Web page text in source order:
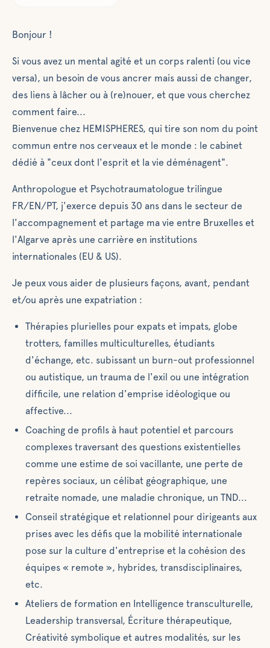
Bonjour !
Si vous avez un mental agité et un corps ralenti (ou vice
versa), un besoin de vous ancrer mais aussi de changer,
des liens à lâcher ou à (re)nouer, et que vous cherchez
comment faire...
Bienvenue chez HEMISPHERES, qui tire son nom du point
commun entre nos cerveaux et le monde : le cabinet
dédié à "ceux dont l'esprit et la vie déménagent".
Anthropologue et Psychotraumatologue trilingue
FR/EN/PT, j'exerce depuis 30 ans dans le secteur de
l'accompagnement et partage ma vie entre Bruxelles et
l'Algarve après une carrière en institutions
internationales (EU & US).
Je peux vous aider de plusieurs façons, avant, pendant
et/ou après une expatriation :
Thérapies plurielles pour expats et impats, globe
trotters, familles multiculturelles, étudiants
d'échange, etc. subissant un burn-out professionnel
ou autistique, un trauma de l'exil ou une intégration
difficile, une relation d'emprise idéologique ou
affective...
Coaching de profils à haut potentiel et parcours
complexes traversant des questions existentielles
comme une estime de soi vacillante, une perte de
repères sociaux, un célibat géographique, une
retraite nomade, une maladie chronique, un TND...
Conseil stratégique et relationnel pour dirigeants aux
prises avec les défis que la mobilité internationale
pose sur la culture d'entreprise et la cohésion des
équipes « remote », hybrides, transdisciplinaires,
etc.
Ateliers de formation en Intelligence transculturelle,
Leadership transversal, Écriture thérapeutique,
Créativité symbolique et autres modalités, sur les